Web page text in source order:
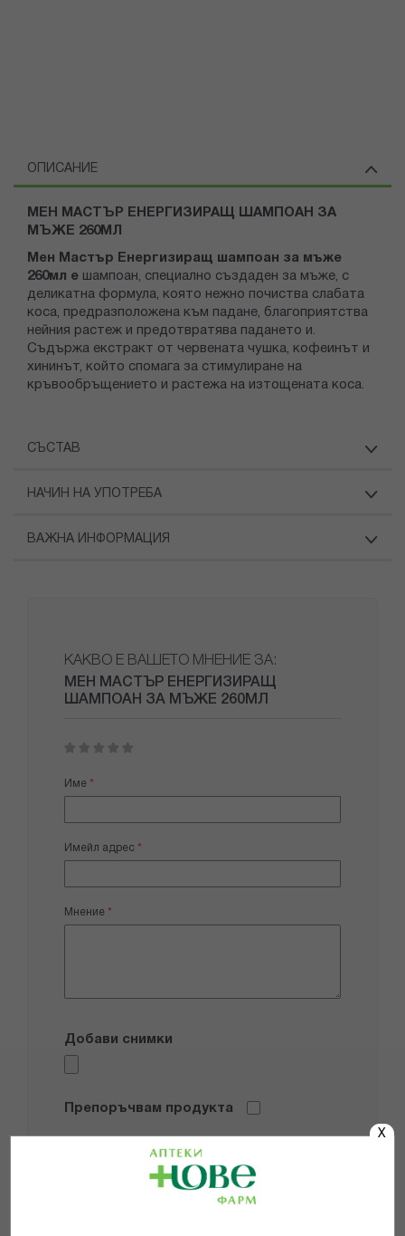
X
ОПИСАНИЕ
МЕН МАСТЪР ЕНЕРГИЗИРАЩ ШАМПОАН ЗА
МЪЖЕ 260МЛ
Мен Мастър Енергизиращ шампоан за мъже
260мл е шампоан, специално създаден за мъже, с
деликатна формула, която нежно почиства слабата
коса, предразположена към падане, благоприятства
нейния растеж и предотвратява падането и.
Съдържа екстракт от червената чушка, кофеинът и
хининът, който спомага за стимулиране на
кръвообръщението и растежа на изтощената коса.
СЪСТАВ
НАЧИН НА УПОТРЕБА
ВАЖНА ИНФОРМАЦИЯ
КАКВО Е ВАШЕТО МНЕНИЕ ЗА:
МЕН МАСТЪР ЕНЕРГИЗИРАЩ
ШАМПОАН ЗА МЪЖЕ 260МЛ
star
stars
stars
stars
stars
Име
Имейл адрес
Мнение
Добави снимки
Препоръчвам продукта
Общите условия и политиката за
поверителност *